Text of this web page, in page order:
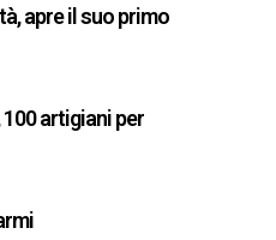
apre il suo primo
artigiani per